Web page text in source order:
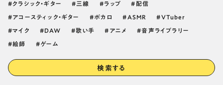
クラシック・ギター 三線 ラップ 配信
アコースティック・ギター ボカロ ASMR VTuber
マイク DAW 歌い手 アニメ 音声ライブラリー
絵師 ゲーム
検索する